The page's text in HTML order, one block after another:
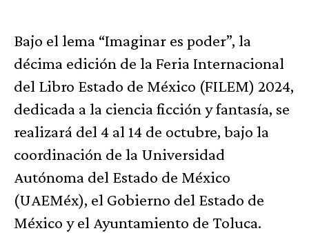
Bajo el lema “Imaginar es poder”, la
décima edición de la Feria Internacional
del Libro Estado de México (FILEM) 2024,
dedicada a la ciencia ficción y fantasía, se
realizará del 4 al 14 de octubre, bajo la
coordinación de la Universidad
Autónoma del Estado de México
(UAEMéx), el Gobierno del Estado de
México y el Ayuntamiento de Toluca.